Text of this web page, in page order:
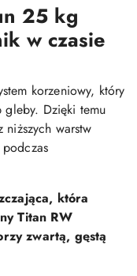
25 kg
w czasie
korzeniowy, który
Dzięki temu
niższych warstw
która
Titan RW
zwartą, gęstą